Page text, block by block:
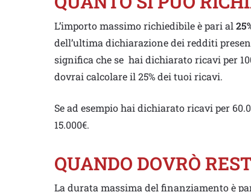
L’importo massimo richiedibile è pari al
dell’ultima dichiarazione dei redditi
significa che se hai dichiarato ricavi per
dovrai calcolare il 25% dei tuoi ricavi.
Se ad esempio hai dichiarato ricavi per
15.000€.
QUANDO DOVRÒ
La durata massima del finanziamento è